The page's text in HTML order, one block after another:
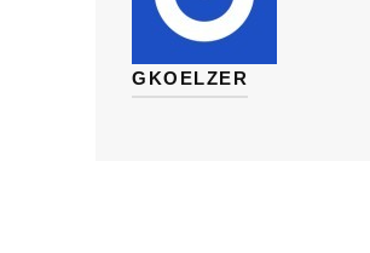
GKOELZER